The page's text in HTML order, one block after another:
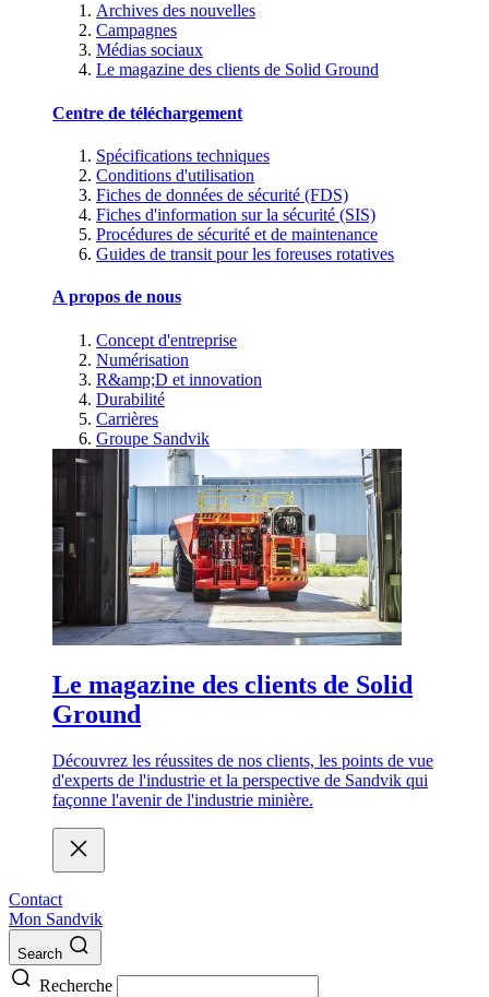
Archives des nouvelles
Campagnes
Médias sociaux
Le magazine des clients de Solid Ground
Centre de téléchargement
Spécifications techniques
Conditions d'utilisation
Fiches de données de sécurité (FDS)
Fiches d'information sur la sécurité (SIS)
Procédures de sécurité et de maintenance
Guides de transit pour les foreuses rotatives
A propos de nous
Concept d'entreprise
Numérisation
R&amp;D et innovation
Durabilité
Carrières
Groupe Sandvik
Le magazine des clients de Solid
Ground
Découvrez les réussites de nos clients, les points de vue
d'experts de l'industrie et la perspective de Sandvik qui
façonne l'avenir de l'industrie minière.
Contact
Mon Sandvik
Search
Recherche